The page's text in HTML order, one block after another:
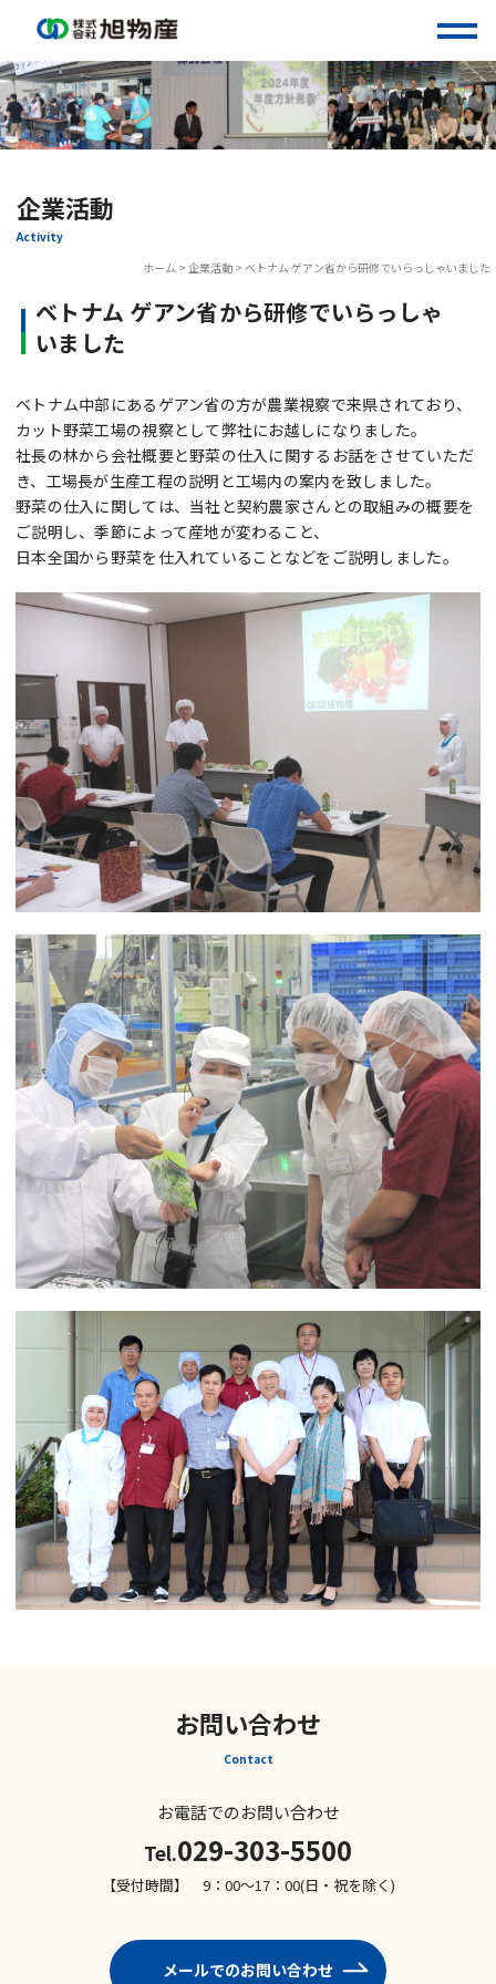
Skip
to
content
企業活動
Activity
ホーム > 企業活動 > ベトナム ゲアン省から研修でいらっしゃいました
ベトナム ゲアン省から研修でいらっしゃ
いました
ベトナム中部にあるゲアン省の方が農業視察で来県されており、
カット野菜工場の視察として弊社にお越しになりました。
社長の林から会社概要と野菜の仕入に関するお話をさせていただ
き、工場長が生産工程の説明と工場内の案内を致しました。
野菜の仕入に関しては、当社と契約農家さんとの取組みの概要を
ご説明し、季節によって産地が変わること、
日本全国から野菜を仕入れていることなどをご説明しました。
お問い合わせ
Contact
お電話でのお問い合わせ
Tel.029-303-5500
【受付時間】 9：00～17：00(日・祝を除く)
メールでのお問い合わせ